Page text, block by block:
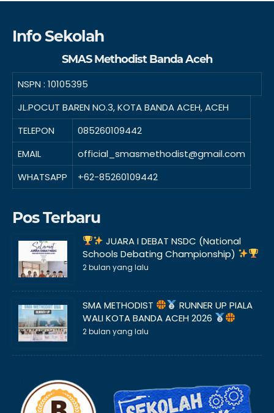
Info Sekolah
SMAS Methodist Banda Aceh
NSPN : 10105395
JL.POCUT BAREN NO.3, KOTA BANDA ACEH, ACEH
TELEPON
085260109442
EMAIL
official_smasmethodist@gmail.com
WHATSAPP
+62-85260109442
Pos Terbaru
JUARA I DEBAT NSDC (National
Schools Debating Championship)
2 bulan yang lalu
SMA METHODIST
RUNNER UP PIALA
WALI KOTA BANDA ACEH 2026
2 bulan yang lalu